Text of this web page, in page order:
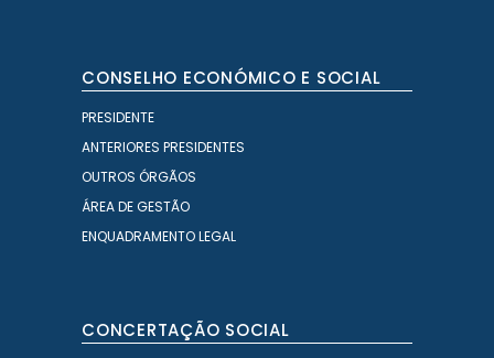
CONSELHO ECONÓMICO E SOCIAL
PRESIDENTE
ANTERIORES PRESIDENTES
OUTROS ÓRGÃOS
ÁREA DE GESTÃO
ENQUADRAMENTO LEGAL
CONCERTAÇÃO SOCIAL